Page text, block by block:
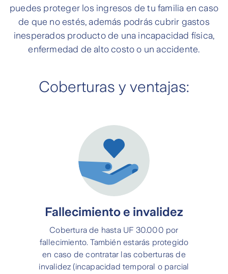
puedes proteger los ingresos de tu familia en caso
de que no estés, además podrás cubrir gastos
inesperados producto de una incapacidad física,
enfermedad de alto costo o un accidente.
Coberturas y ventajas:
Fallecimiento e invalidez
Cobertura de hasta UF 30.000 por
fallecimiento. También estarás protegido
en caso de contratar las coberturas de
invalidez (incapacidad temporal o parcial